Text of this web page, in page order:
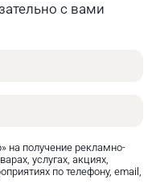
и точность
безопасного
обзор рабочей
с вами
на получение рекламно-
услугах, акциях,
по телефону, email,